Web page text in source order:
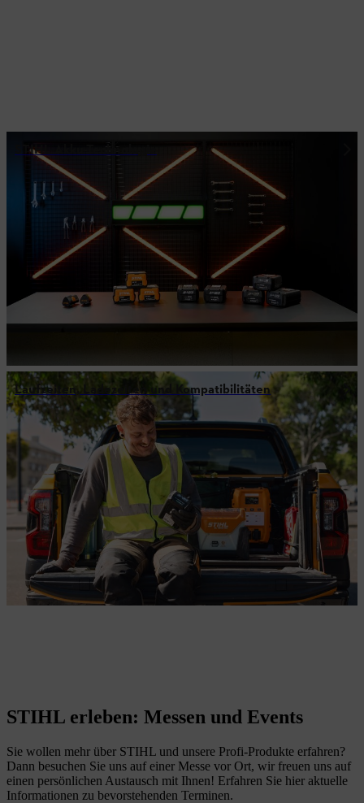
STIHL Akku-Technologie
Laufzeiten, Ladezeiten und Kompatibilitäten
STIHL erleben: Messen und Events
Sie wollen mehr über STIHL und unsere Profi-Produkte erfahren?
Dann besuchen Sie uns auf einer Messe vor Ort, wir freuen uns auf
einen persönlichen Austausch mit Ihnen! Erfahren Sie hier aktuelle
Informationen zu bevorstehenden Terminen.